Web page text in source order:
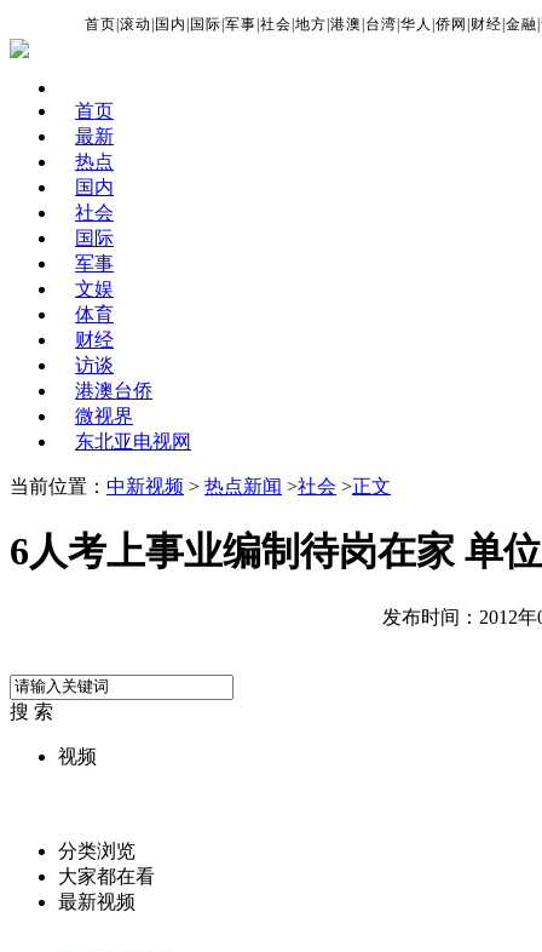
首页 |滚动 国内 国际 |军事 |社会 |地方 |港澳 台湾 |华人 |侨网 财经 |金融 |
首页
最新
热点
国内
社会
国际
军事
文娱
体育
财经
访谈
港澳台侨
微视界
东北亚电视网
当前位置： 中新视频 > 热点新闻 >社会 >正文
6人考上事业编制待岗在家 单
发布时间：2012年
搜 索
视频
分类浏览
大家都在看
最新视频